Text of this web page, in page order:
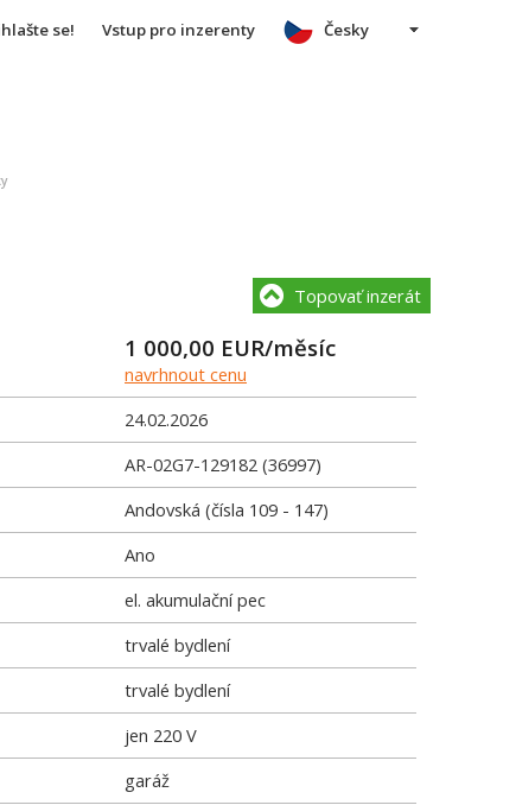
se! Vstup pro inzerenty Česky
Topovať inzerát
1 000,00 EUR/měsíc
navrhnout cenu
24.02.2026
AR-02G7-129182 (36997)
Andovská (čísla 109 - 147)
Ano
el. akumulační pec
trvalé bydlení
trvalé bydlení
jen 220 V
garáž